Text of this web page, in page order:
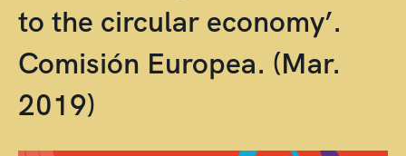
to the circular economy’.
Comisión Europea. (Mar.
2019)